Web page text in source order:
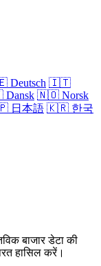
Deutsch 🇮🇹
Dansk 🇳🇴 Norsk
日本語 🇰🇷 한국
बाजार डेटा की
हासिल करें।